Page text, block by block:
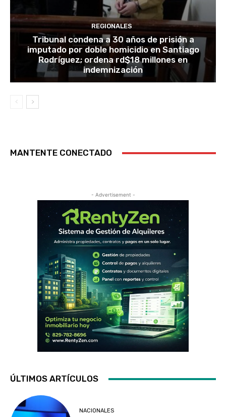
REGIONALES
Tribunal condena a 30 años de prisión a
imputado por doble homicidio en Santiago
Rodríguez; ordena rd$18 millones en
indemnización
MANTENTE CONECTADO
- Advertisement -
ÚLTIMOS ARTÍCULOS
NACIONALES